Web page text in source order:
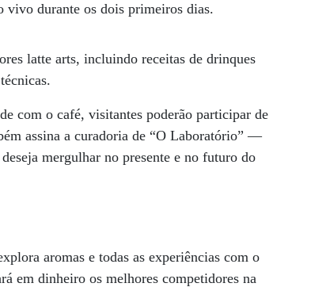
vivo durante os dois primeiros dias.
latte arts, incluindo receitas de drinques
com o café, visitantes poderão participar de
assina a curadoria de “O Laboratório” —
mergulhar no presente e no futuro do
aromas e todas as experiências com o
em dinheiro os melhores competidores na